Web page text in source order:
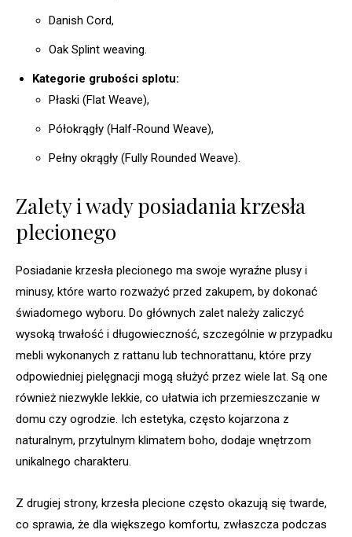
Danish Cord,
Oak Splint weaving.
Kategorie grubości splotu:
Płaski (Flat Weave),
Półokrągły (Half-Round Weave),
Pełny okrągły (Fully Rounded Weave).
Zalety i wady posiadania krzesła
plecionego
Posiadanie krzesła plecionego ma swoje wyraźne plusy i
minusy, które warto rozważyć przed zakupem, by dokonać
świadomego wyboru. Do głównych zalet należy zaliczyć
wysoką trwałość i długowieczność, szczególnie w przypadku
mebli wykonanych z rattanu lub technorattanu, które przy
odpowiedniej pielęgnacji mogą służyć przez wiele lat. Są one
również niezwykle lekkie, co ułatwia ich przemieszczanie w
domu czy ogrodzie. Ich estetyka, często kojarzona z
naturalnym, przytulnym klimatem boho, dodaje wnętrzom
unikalnego charakteru.
Z drugiej strony, krzesła plecione często okazują się twarde,
co sprawia, że dla większego komfortu, zwłaszcza podczas